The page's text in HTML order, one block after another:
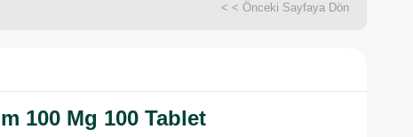
< < Önceki Sayfaya Dön
100 Mg 100 Tablet